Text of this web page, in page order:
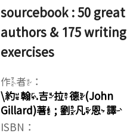
sourcebook : 50 great
authors & 175 writing
exercises
作者：
\約翰.吉拉德(John
Gillard)著 ; 劉凡恩譯
ISBN：